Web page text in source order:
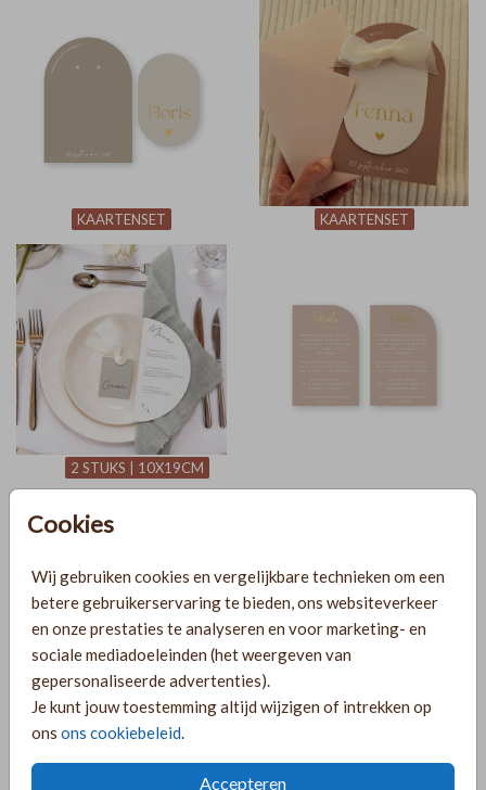
Cookies
Wij gebruiken cookies en vergelijkbare technieken om een
betere gebruikerservaring te bieden, ons websiteverkeer
en onze prestaties te analyseren en voor marketing- en
sociale mediadoeleinden (het weergeven van
gepersonaliseerde advertenties).
Je kunt jouw toestemming altijd wijzigen of intrekken op
ons ons cookiebeleid.
Accepteren
KAARTENSET KAARTENSET
2 STUKS | 10X19CM